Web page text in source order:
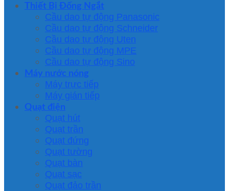
Thiết Bị Đống Ngắt
Cầu dao tự động Panasonic
Cầu dao tự động Schneider
Cầu dao tự động Uten
Cầu dao tự động MPE
Cầu dao tự động Sino
Máy nước nóng
Máy trực tiếp
Máy gián tiếp
Quạt điện
Quạt hút
Quạt trần
Quạt đứng
Quạt tường
Quạt bàn
Quạt sạc
Quạt đảo trần